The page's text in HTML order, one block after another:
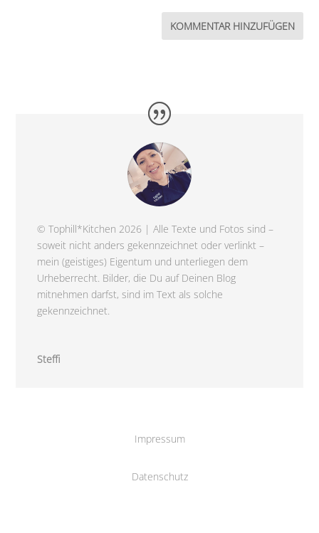
© Tophill*Kitchen 2026 | Alle Texte und Fotos sind –
soweit nicht anders gekennzeichnet oder verlinkt –
mein (geistiges) Eigentum und unterliegen dem
Urheberrecht. Bilder, die Du auf Deinen Blog
mitnehmen darfst, sind im Text als solche
gekennzeichnet.
Steffi
Impressum
Datenschutz